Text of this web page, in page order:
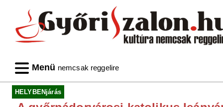
Menü nemcsak reggelire
HELYBENjárás